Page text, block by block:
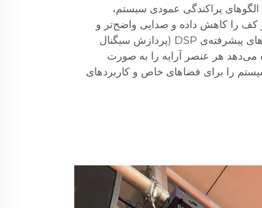
الگوهای پراکندگی عمودی سیستم،
کف را کاهش داده و صدایی واضح‌تر و
مستقیم‌تر ایجاد می‌کند. قابلیت‌های پیشرفته‌ی DSP (پردازش سیگنال
می‌دهد هر عنصر آرایه را به صورت
را برای فضاهای خاص و کاربردهای